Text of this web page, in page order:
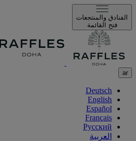
الفنادق والمنتجعات
فتح القائمة
ar
Deutsch
English
Español
Français
Русский
العربية